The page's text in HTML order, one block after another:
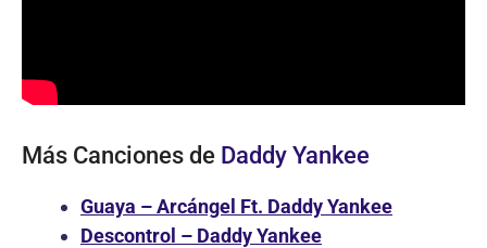
Más Canciones de Daddy Yankee
Guaya – Arcángel Ft. Daddy Yankee
Descontrol – Daddy Yankee